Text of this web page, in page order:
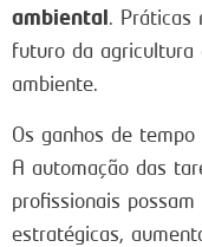
ambiental. Práticas
futuro da agricultura
ambiente.
Os ganhos de
A automação das
profissionais
estratégicas,